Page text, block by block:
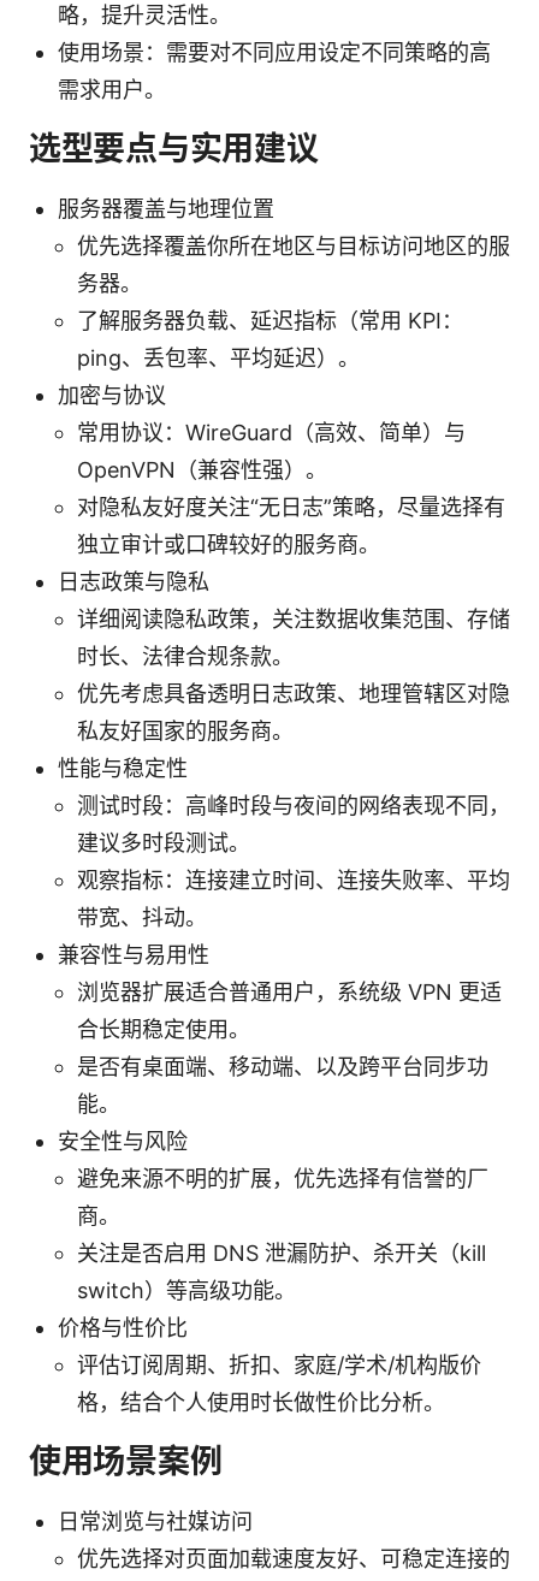
略，提升灵活性。
使用场景：需要对不同应用设定不同策略的高
需求用户。
选型要点与实用建议
服务器覆盖与地理位置
优先选择覆盖你所在地区与目标访问地区的服
务器。
了解服务器负载、延迟指标（常用 KPI：
ping、丢包率、平均延迟）。
加密与协议
常用协议：WireGuard（高效、简单）与
OpenVPN（兼容性强）。
对隐私友好度关注“无日志”策略，尽量选择有
独立审计或口碑较好的服务商。
日志政策与隐私
详细阅读隐私政策，关注数据收集范围、存储
时长、法律合规条款。
优先考虑具备透明日志政策、地理管辖区对隐
私友好国家的服务商。
性能与稳定性
测试时段：高峰时段与夜间的网络表现不同，
建议多时段测试。
观察指标：连接建立时间、连接失败率、平均
带宽、抖动。
兼容性与易用性
浏览器扩展适合普通用户，系统级 VPN 更适
合长期稳定使用。
是否有桌面端、移动端、以及跨平台同步功
能。
安全性与风险
避免来源不明的扩展，优先选择有信誉的厂
商。
关注是否启用 DNS 泄漏防护、杀开关（kill
switch）等高级功能。
价格与性价比
评估订阅周期、折扣、家庭/学术/机构版价
格，结合个人使用时长做性价比分析。
使用场景案例
日常浏览与社媒访问
优先选择对页面加载速度友好、可稳定连接的